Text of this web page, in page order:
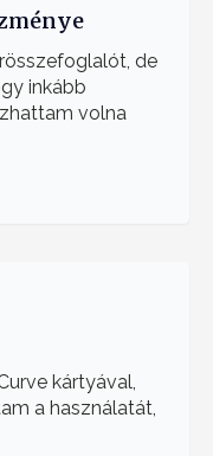
de
inkább
volna
kártyával,
a használatát,